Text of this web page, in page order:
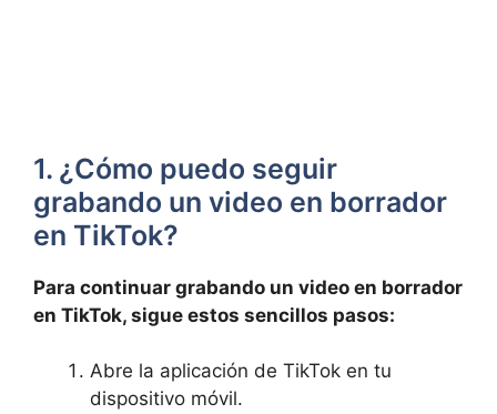
1. ¿Cómo puedo seguir
grabando⁢ un video ‍en borrador
en TikTok?
Para continuar grabando un video en borrador
⁤en TikTok, sigue estos sencillos pasos:
Abre la aplicación ⁢de⁢ TikTok en tu
dispositivo móvil.